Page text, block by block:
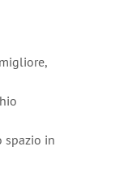
spazio in